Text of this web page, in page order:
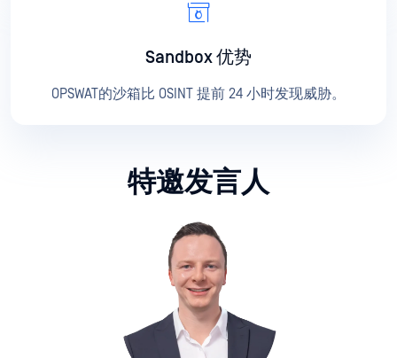
Sandbox 优势
OPSWAT的沙箱比 OSINT 提前 24 小时发现威胁。
特邀发言人